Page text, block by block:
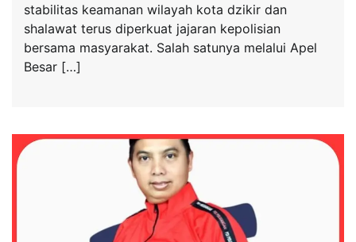
stabilitas keamanan wilayah kota dzikir dan
shalawat terus diperkuat jajaran kepolisian
bersama masyarakat. Salah satunya melalui Apel
Besar […]